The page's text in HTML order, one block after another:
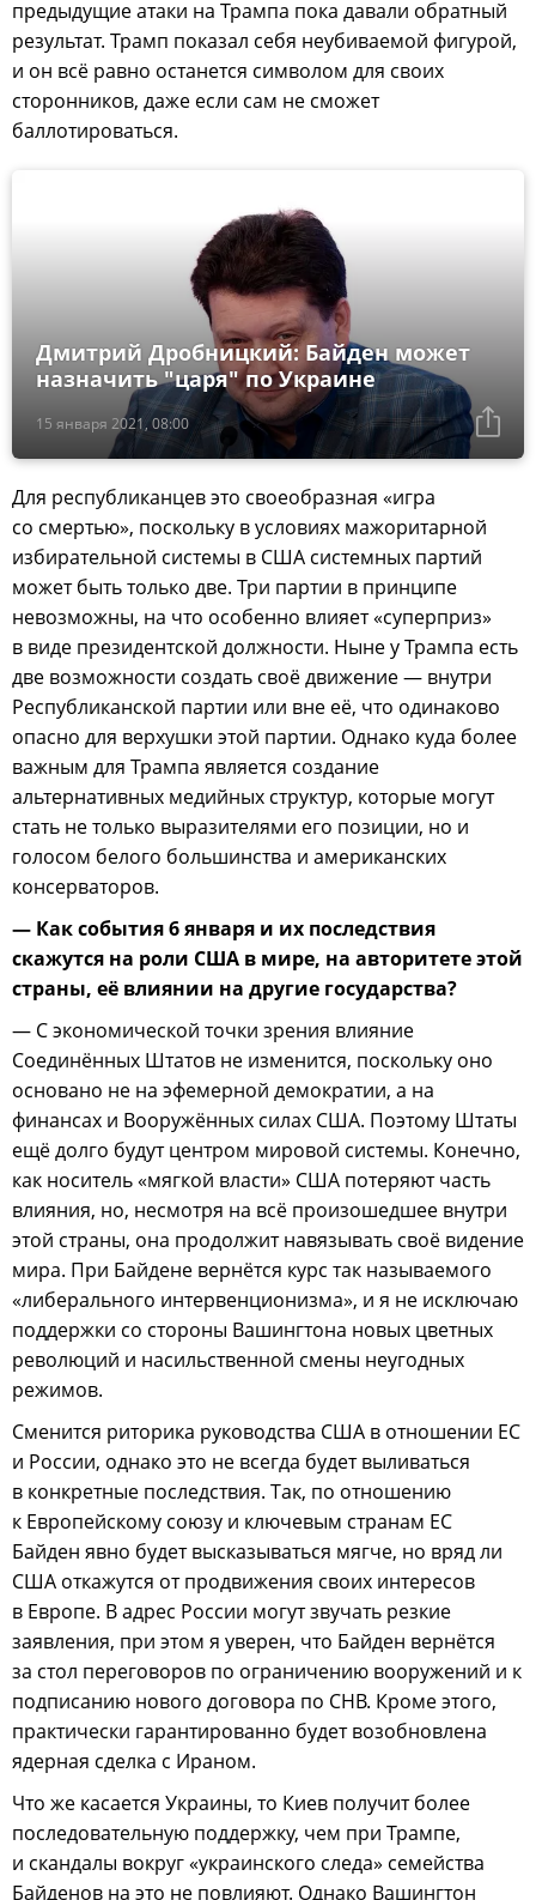
предыдущие атаки на Трампа пока давали обратный
результат. Трамп показал себя неубиваемой фигурой,
и он всё равно останется символом для своих
сторонников, даже если сам не сможет
баллотироваться.
15 января 2021, 08:00
Дмитрий Дробницкий: Байден может
назначить "царя" по Украине
Для республиканцев это своеобразная «игра
со смертью», поскольку в условиях мажоритарной
избирательной системы в США системных партий
может быть только две. Три партии в принципе
невозможны, на что особенно влияет «суперприз»
в виде президентской должности. Ныне у Трампа есть
две возможности создать своё движение — внутри
Республиканской партии или вне её, что одинаково
опасно для верхушки этой партии. Однако куда более
важным для Трампа является создание
альтернативных медийных структур, которые могут
стать не только выразителями его позиции, но и
голосом белого большинства и американских
консерваторов.
— Как события 6 января и их последствия
скажутся на роли США в мире, на авторитете этой
страны, её влиянии на другие государства?
— С экономической точки зрения влияние
Соединённых Штатов не изменится, поскольку оно
основано не на эфемерной демократии, а на
финансах и Вооружённых силах США. Поэтому Штаты
ещё долго будут центром мировой системы. Конечно,
как носитель «мягкой власти» США потеряют часть
влияния, но, несмотря на всё произошедшее внутри
этой страны, она продолжит навязывать своё видение
мира. При Байдене вернётся курс так называемого
«либерального интервенционизма», и я не исключаю
поддержки со стороны Вашингтона новых цветных
революций и насильственной смены неугодных
режимов.
Сменится риторика руководства США в отношении ЕС
и России, однако это не всегда будет выливаться
в конкретные последствия. Так, по отношению
к Европейскому союзу и ключевым странам ЕС
Байден явно будет высказываться мягче, но вряд ли
США откажутся от продвижения своих интересов
в Европе. В адрес России могут звучать резкие
заявления, при этом я уверен, что Байден вернётся
за стол переговоров по ограничению вооружений и к
подписанию нового договора по СНВ. Кроме этого,
практически гарантированно будет возобновлена
ядерная сделка с Ираном.
Что же касается Украины, то Киев получит более
последовательную поддержку, чем при Трампе,
и скандалы вокруг «украинского следа» семейства
Байденов на это не повлияют. Однако Вашингтон